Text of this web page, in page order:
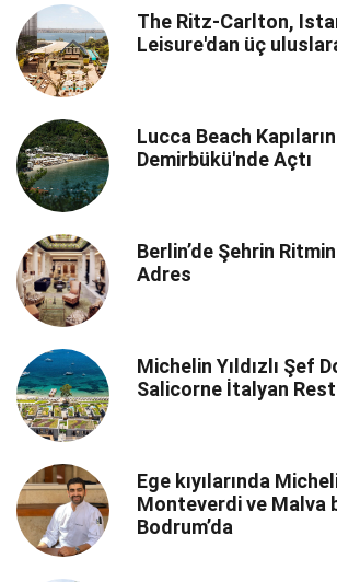
The Ritz-Carlton,
Leisure'dan üç
Lucca Beach
Demirbükü'nde Açtı
Berlin’de Şehrin
Adres
Michelin Yıldızlı Şef
Salicorne İtalyan
Ege kıyılarında
Monteverdi ve Malva
Bodrum’da